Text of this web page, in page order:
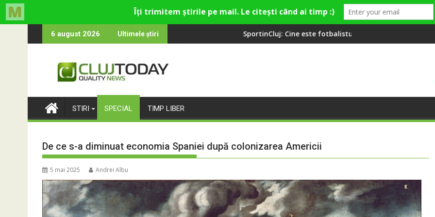
to
6 august 2026 Ultimele știri
cultural și de divertisment din Cluj-Napoca
devine o întrebare SportinCluj: Cine este fotbalistul cu două diplome care a învățat româna la 2 ani
Compania de Apă
STIRI SPECIAL TIMP LIBER
De ce s-a diminuat economia Spaniei după colonizarea Americii
5 mai 2025 Andrei Albu